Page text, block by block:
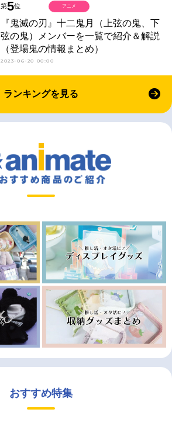
第5位
『鬼滅の刃』十二鬼月（上弦の鬼、下
弦の鬼）メンバーを一覧で紹介＆解説
（登場鬼の情報まとめ）
2023-06-20 00:00
アニメ
ランキングを見る
おすすめ特集